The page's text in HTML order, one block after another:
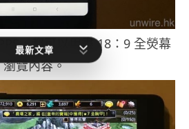
，都可以用盡 18：9 全熒幕
瀏覽內容。
最新文章